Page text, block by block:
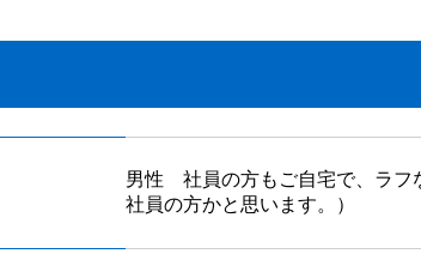
男性 社員の方もご自宅で、ラフ
社員の方かと思います。）